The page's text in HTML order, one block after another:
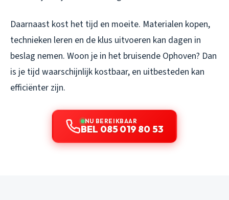
Daarnaast kost het tijd en moeite. Materialen kopen,
technieken leren en de klus uitvoeren kan dagen in
beslag nemen. Woon je in het bruisende Ophoven? Dan
is je tijd waarschijnlijk kostbaar, en uitbesteden kan
efficiënter zijn.
NU BEREIKBAAR
BEL 085 019 80 53